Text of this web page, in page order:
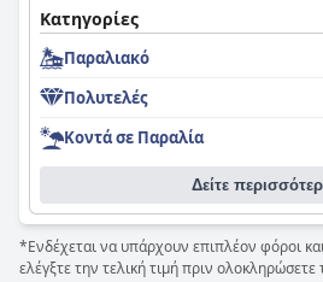
Κατηγορίες
Παραλιακό
Πολυτελές
Κοντά σε Παραλία
Δείτε
*Ενδέχεται να υπάρχουν επιπλέον φόροι
ελέγξτε την τελική τιμή πριν